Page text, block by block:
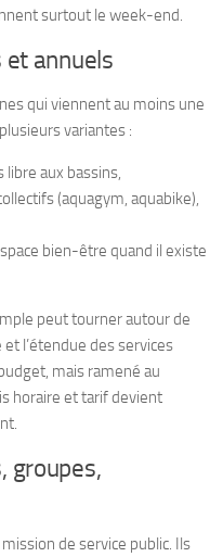
surtout le week-end.
annuels
qui viennent au moins une
variantes :
libre aux bassins,
(aquagym, aquabike),
bien-être quand il existe
peut tourner autour de
l’étendue des services
mais ramené au
horaire et tarif devient
groupes,
de service public. Ils